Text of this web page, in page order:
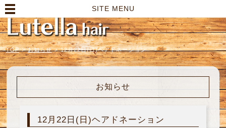
SITE MENU
TOP > お知らせ > 12月22日(日)ヘアドネーション
お知らせ
12月22日(日)ヘアドネーション